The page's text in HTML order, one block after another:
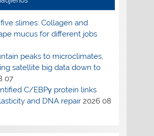
slimes: Collagen and
mucus for different jobs
peaks to microclimates,
satellite big data down to
07
C/EBPγ protein links
and DNA repair 2026 08